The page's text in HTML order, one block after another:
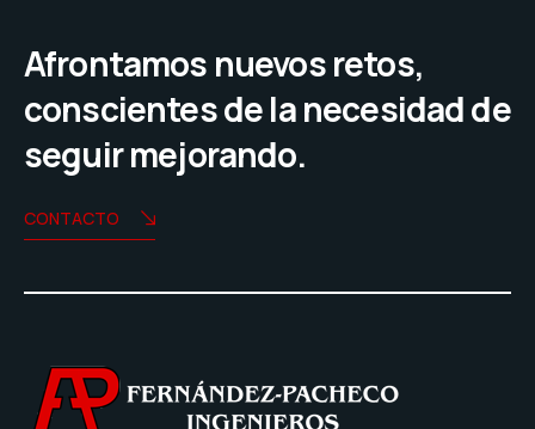
Afrontamos nuevos retos,
conscientes de la necesidad de
seguir mejorando.
CONTACTO